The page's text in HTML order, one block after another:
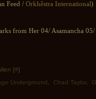
Feed / Orkhêstra International)
from Her 04/ Asamancha 05/
[#]
Underground Chad Taylor,